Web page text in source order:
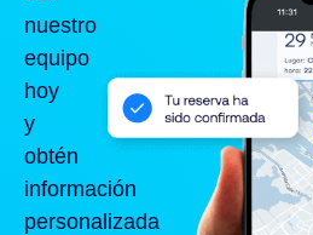
nuestro
equipo
hoy
y
obtén
información
personalizada